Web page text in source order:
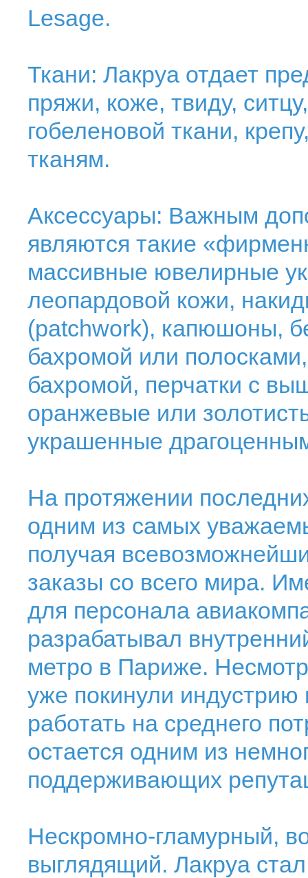
Lesage.
Ткани: Лакруа отдает
пряжи, коже, твиду,
гобеленовой ткани,
тканям.
Аксессуары: Важным
являются такие
массивные ювелирные
леопардовой кожи,
(patchwork), капюшоны,
бахромой или
бахромой, перчатки с
оранжевые или
украшенные
На протяжении
одним из самых
получая
заказы со всего мира.
для персонала
разрабатывал
метро в Париже.
уже покинули
работать на среднего
остается одним из
поддерживающих
Нескромно-гламурный,
выглядящий. Лакруа